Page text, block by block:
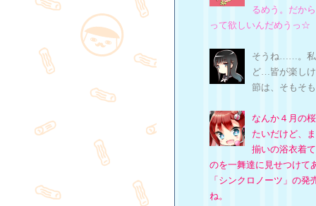
るめう。だか
って欲しいんだめうっ☆
そうね……。私
ど…皆が楽し
節は、そもそ
なんか４月の
たいだけど、
揃いの浴衣着
のを一舞達に見せつけて
「シンクロノーツ」の
ね。